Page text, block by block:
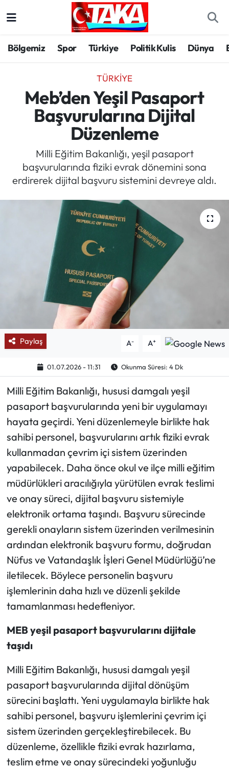
Bölgemiz Spor Türkiye Politik Kulis Dünya
TÜRKIYE
Meb’den Yeşil Pasaport
Başvurularına Dijital
Düzenleme
Milli Eğitim Bakanlığı, yeşil pasaport
başvurularında fiziki evrak dönemini sona
erdirerek dijital başvuru sistemini devreye aldı.
Paylaş A- A+
01.07.2026 - 11:31 Okunma Süresi: 4 Dk
Milli Eğitim Bakanlığı, hususi damgalı yeşil
pasaport başvurularında yeni bir uygulamayı
hayata geçirdi. Yeni düzenlemeyle birlikte hak
sahibi personel, başvurularını artık fiziki evrak
kullanmadan çevrim içi sistem üzerinden
yapabilecek. Daha önce okul ve ilçe milli eğitim
müdürlükleri aracılığıyla yürütülen evrak teslimi
ve onay süreci, dijital başvuru sistemiyle
elektronik ortama taşındı. Başvuru sürecinde
gerekli onayların sistem üzerinden verilmesinin
ardından elektronik başvuru formu, doğrudan
Nüfus ve Vatandaşlık İşleri Genel Müdürlüğü’ne
iletilecek. Böylece personelin başvuru
işlemlerinin daha hızlı ve düzenli şekilde
tamamlanması hedefleniyor.
MEB yeşil pasaport başvurularını dijitale
taşıdı
Milli Eğitim Bakanlığı, hususi damgalı yeşil
pasaport başvurularında dijital dönüşüm
sürecini başlattı. Yeni uygulamayla birlikte hak
sahibi personel, başvuru işlemlerini çevrim içi
sistem üzerinden gerçekleştirebilecek. Bu
düzenleme, özellikle fiziki evrak hazırlama,
teslim etme ve onay sürecindeki yoğunluğu
Spor
Türkiye
Kültür/Sanat
Politik Kulis
Magazin
Mektup Galeri
Röportaj
Manşet
Köşe Yazıları
Karikatür Galeri
BIK
ASTROLOJİ
Spor Yazıları
Mektup Galeri
Ekonomi
Sağlık
Turizm
Teknoloji
Trabzon Hava Durumu
Trabzon Trafik Yoğunluk Haritası
Süper Lig Puan Durumu ve Fikstür
Tüm Manşetler
Son Dakika Haberleri